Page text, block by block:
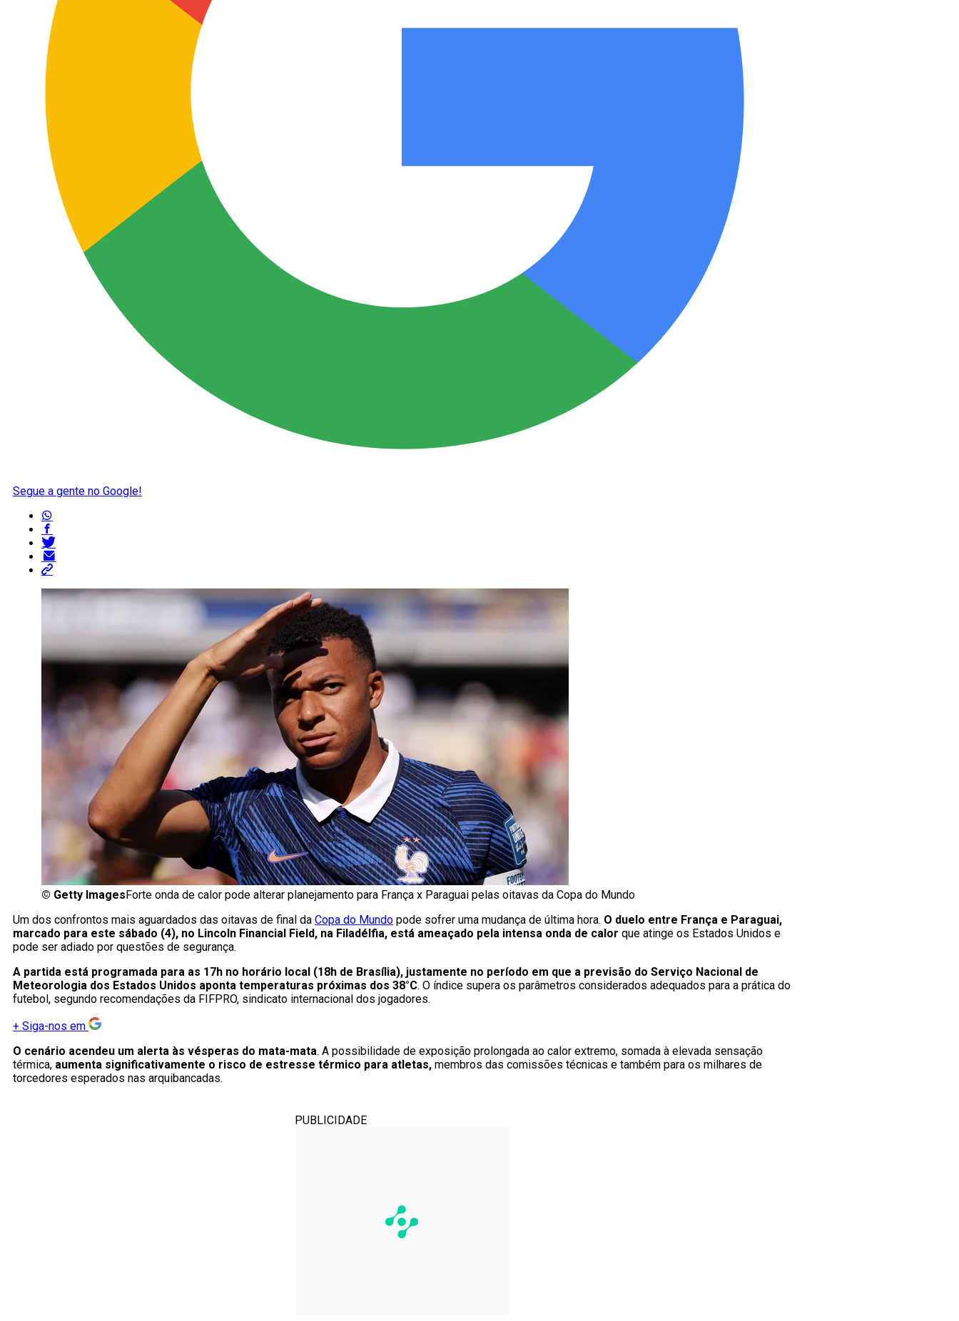
Segue a gente no Google!
© Getty Images Forte onda de calor pode alterar planejamento para França x Paraguai pelas oitavas da Copa do Mundo
Um dos confrontos mais aguardados das oitavas de final da Copa do Mundo pode sofrer uma mudança de última hora. O duelo entre França e Paraguai,
marcado para este sábado (4), no Lincoln Financial Field, na Filadélfia, está ameaçado pela intensa onda de calor que atinge os Estados Unidos e
pode ser adiado por questões de segurança.
A partida está programada para as 17h no horário local (18h de Brasília), justamente no período em que a previsão do Serviço Nacional de
Meteorologia dos Estados Unidos aponta temperaturas próximas dos 38°C. O índice supera os parâmetros considerados adequados para a prática do
futebol, segundo recomendações da FIFPRO, sindicato internacional dos jogadores.
+ Siga-nos em
O cenário acendeu um alerta às vésperas do mata-mata. A possibilidade de exposição prolongada ao calor extremo, somada à elevada sensação
térmica, aumenta significativamente o risco de estresse térmico para atletas, membros das comissões técnicas e também para os milhares de
torcedores esperados nas arquibancadas.
PUBLICIDADE